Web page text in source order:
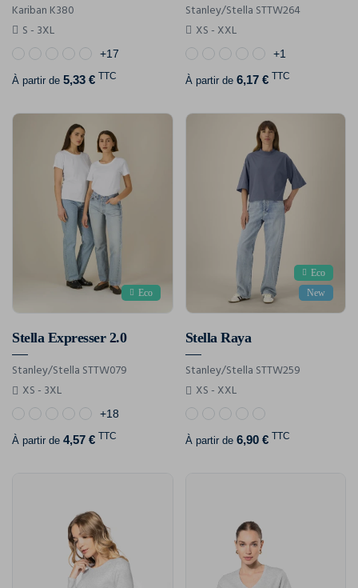
Kariban K380
S - 3XL
+17
À partir de 5,33 € TTC
Stanley/Stella STTW264
XS - XXL
+1
À partir de 6,17 € TTC
Eco
Stella Expresser 2.0
Stanley/Stella STTW079
XS - 3XL
+18
À partir de 4,57 € TTC
Eco
New
Stella Raya
Stanley/Stella STTW259
XS - XXL
À partir de 6,90 € TTC